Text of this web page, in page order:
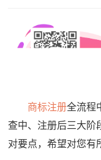
商标注册全流程
查中、注册后三大阶
对要点，希望对您有